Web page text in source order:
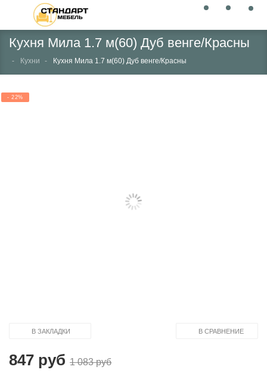
Кухня Мила 1.7 м(60) Дуб венге/Красны
Кухни Кухня Мила 1.7 м(60) Дуб венге/Красны
- 22%
В ЗАКЛАДКИ В СРАВНЕНИЕ
847 руб 1 083 руб